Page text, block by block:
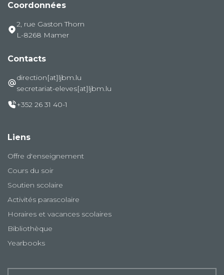
Coordonnées
2, rue Gaston Thorn
L-8268 Mamer
Contacts
direction[at]ljbm.lu
secretariat-eleves[at]ljbm.lu
+352 26 31 40-1
Liens
Offre d'enseignement
Cours du soir
Soutien scolaire
Activités parascolaire
Horaires et vacances scolaires
Bibliothèque
Yearbooks